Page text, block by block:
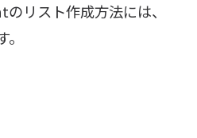
リスト作成方法には、